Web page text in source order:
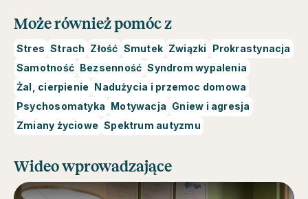
Może również pomóc z
Stres Strach Złość Smutek Związki
Prokrastynacja
Samotność Bezsenność Syndrom wypalenia
Żal, cierpienie Nadużycia i przemoc domowa
Psychosomatyka Motywacja Gniew i agresja
Zmiany życiowe Spektrum autyzmu
Wideo wprowadzające